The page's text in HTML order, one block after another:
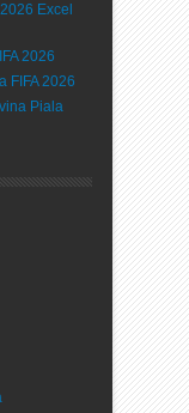
Excel
2026
FIFA 2026
Piala